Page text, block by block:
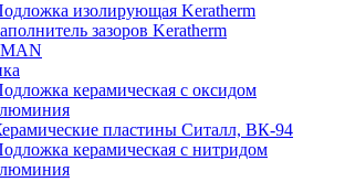
изолирующая Keratherm
зазоров Keratherm
керамическая с оксидом
пластины Ситалл, ВК-94
керамическая с нитридом